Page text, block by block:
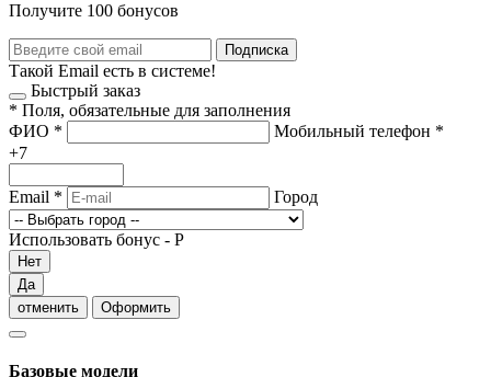
Получите 100 бонусов
Подписка
Такой Email есть в системе!
Быстрый заказ
* Поля, обязательные для заполнения
ФИО * Мобильный телефон *
+7
Email * Город
Использовать бонус - Р
Нет
Да
отменить
Оформить
Базовые модели